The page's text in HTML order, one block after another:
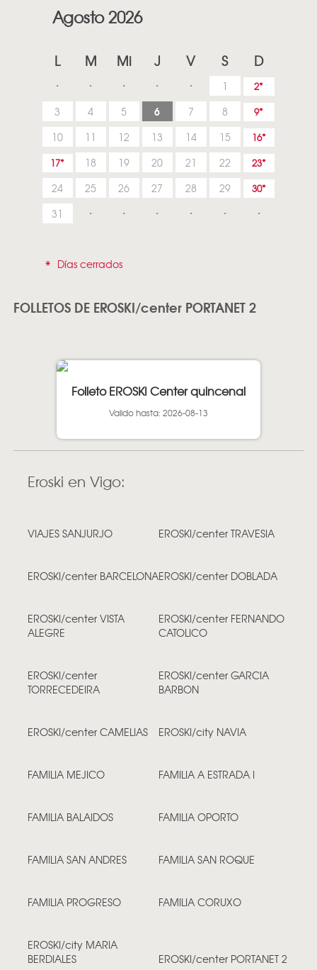
Agosto 2026
L M Mi J V S D
1 2
3 4 5 6 7 8 9
10 11 12 13 14 15
16
17
18 19 20 21 22 23
24 25 26 27 28 29 30
31
* Días cerrados
FOLLETOS DE EROSKI/center PORTANET 2
Folleto EROSKI Center quincenal
Valido hasta: 2026-08-13
Eroski en Vigo:
VIAJES SANJURJO EROSKI/center TRAVESIA
EROSKI/center BARCELONAEROSKI/center DOBLADA
EROSKI/center VISTA
ALEGRE
EROSKI/center FERNANDO
CATOLICO
EROSKI/center
TORRECEDEIRA
EROSKI/center GARCIA
BARBON
EROSKI/center CAMELIAS EROSKI/city NAVIA
FAMILIA MEJICO FAMILIA A ESTRADA I
FAMILIA BALAIDOS FAMILIA OPORTO
FAMILIA SAN ANDRES FAMILIA SAN ROQUE
FAMILIA PROGRESO FAMILIA CORUXO
EROSKI/city MARIA
BERDIALES
EROSKI/center PORTANET 2